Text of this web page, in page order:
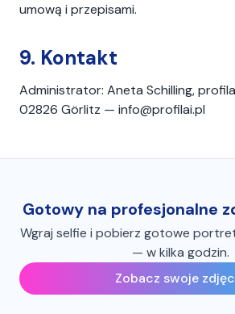
umową i przepisami.
9. Kontakt
Administrator: Aneta Schilling,
02826 Görlitz — info@profilai.pl
Gotowy na profesjonalne
Wgraj selfie i pobierz gotowe
— w kilka godzin.
Zobacz swoje